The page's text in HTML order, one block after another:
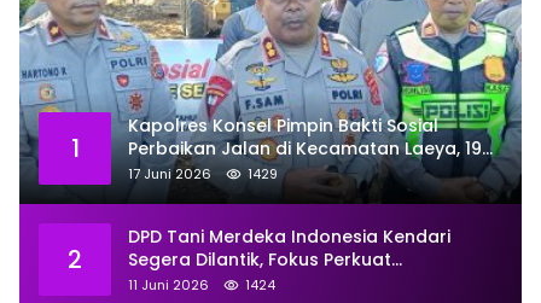
1
Kapolres Konsel Pimpin Bakti Sosial
Perbaikan Jalan di Kecamatan Laeya, 19
Titik Rusak Siap Ditambal
17 Juni 2026 1429
2
DPD Tani Merdeka Indonesia Kendari
Segera Dilantik, Fokus Perkuat
Pemberdayaan
11 Juni 2026 1424